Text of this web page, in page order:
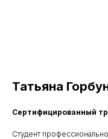
Татьяна
Сертифицированный
Студент